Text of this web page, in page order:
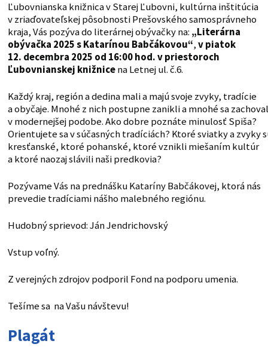
Ľubovnianska knižnica v Starej Ľubovni, kultúrna inštitúcia
v zriaďovateľskej pôsobnosti Prešovského samosprávneho
kraja, Vás pozýva do literárnej obývačky na: „Literárna
obývačka 2025 sKatarínou Babčákovou“,v piatok
12. decembra 2025 od 16:00 hod. v priestoroch
Ľubovnianskej knižnicena Letnej ul. č.6.
Každý kraj, región a dedina mali a majú svoje zvyky, tradície
a obyčaje. Mnohé z nich postupne zanikli a mnohé sa
v modernejšej podobe. Ako dobre poznáte minulosť Spiša?
Orientujete sa v súčasných tradíciách? Ktoré sviatky a zvyky
kresťanské, ktoré pohanské, ktoré vznikli miešaním kultúr
a ktoré naozaj slávili naši predkovia?
Pozývame Vás na prednášku Kataríny Babčákovej, ktorá nás
prevedie tradíciami nášho malebného regiónu.
Hudobný sprievod: Ján Jendrichovský
Vstup voľný.
Z verejných zdrojov podporil Fond na podporu umenia.
Tešíme sa na Vašu návštevu!
Plagát